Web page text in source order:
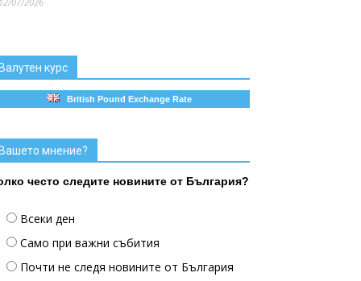
курс
British Pound Exchange Rate
мнение?
често следите новините от България?
Всеки ден
Само при важни събития
Почти не следя новините от България